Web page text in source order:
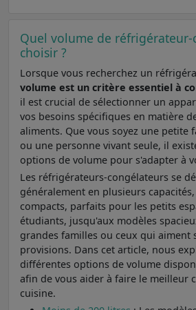
Quel volume de
choisir ?
Lorsque vous recherchez un
volume est un critère essentiel à
il est crucial de sélectionner un
vos besoins spécifiques en matière
aliments. Que vous soyez une petite
ou une personne vivant seule, il
options de volume pour s'adapter à
Les réfrigérateurs-congélateurs se
généralement en plusieurs
compacts, parfaits pour les petits
étudiants, jusqu'aux modèles
grandes familles ou ceux qui aiment
provisions. Dans cet article, nous
différentes options de volume
afin de vous aider à faire le meilleur
cuisine.